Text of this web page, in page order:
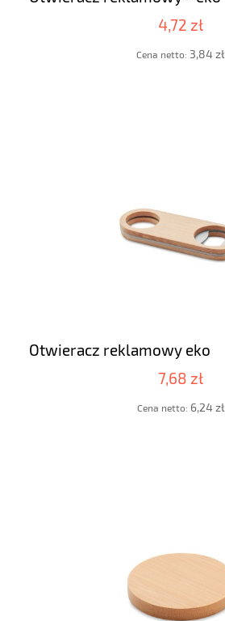
4,72 zł
Cena netto: 3,84 zł
Otwieracz reklamowy eko
7,68 zł
Cena netto: 6,24 zł